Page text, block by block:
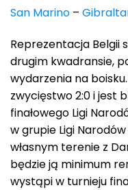
San Marino –
Reprezentacja Belgii
drugim kwadransie,
wydarzenia na
zwycięstwo 2:0 i jest
finałowego Ligi
w grupie Ligi
własnym terenie z
będzie ją minimum
wystąpi w turnieju